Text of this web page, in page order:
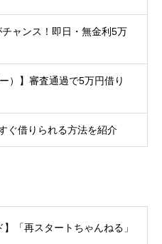
チャンス！即日・無金利5万
）】審査通過で5万円借り
ぐ借りられる方法を紹介
】「再スタートちゃんねる」